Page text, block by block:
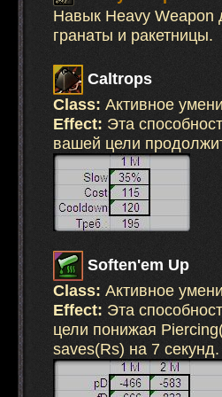
Навык Heavy Weapon
гранаты и ракетницы.
Caltrops
Class: Активное
Effect: Эта
вашей цели
Soften'em Up
Class: Активное
Effect: Эта
цели понижая
saves(Rs) на 7 секунд.